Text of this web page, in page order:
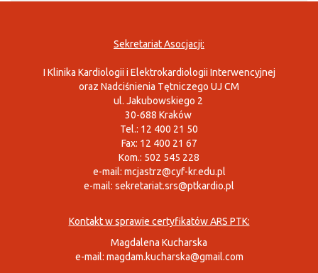
Sekretariat Asocjacji:
I Klinika Kardiologii i Elektrokardiologii Interwencyjnej
oraz Nadciśnienia Tętniczego UJ CM
ul. Jakubowskiego 2
30-688 Kraków
Tel.: 12 400 21 50
Fax: 12 400 21 67
Kom.: 502 545 228
e-mail: mcjastrz@cyf-kr.edu.pl
e-mail: sekretariat.srs@ptkardio.pl
Kontakt w sprawie certyfikatów ARS PTK:
Magdalena Kucharska
e-mail: magdam.kucharska@gmail.com